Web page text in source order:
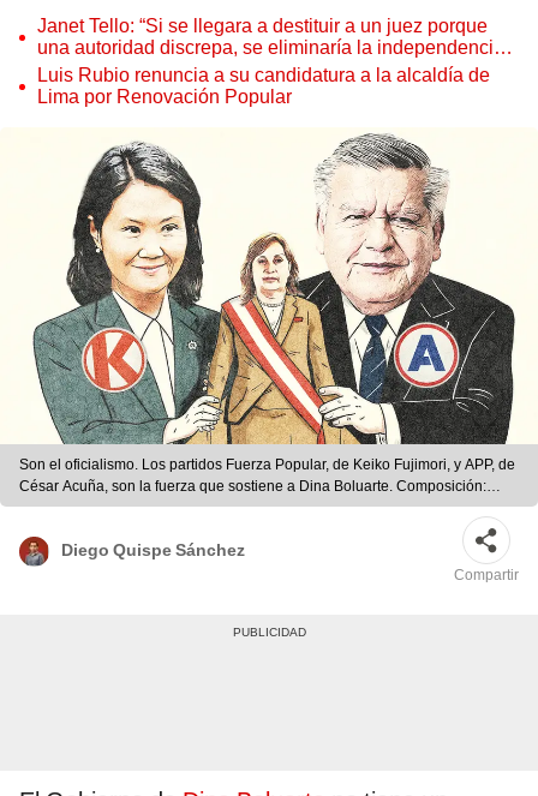
Janet Tello: “Si se llegara a destituir a un juez porque
una autoridad discrepa, se eliminaría la independencia
judicial”
Luis Rubio renuncia a su candidatura a la alcaldía de
Lima por Renovación Popular
Son el oficialismo. Los partidos Fuerza Popular, de Keiko Fujimori, y APP, de
César Acuña, son la fuerza que sostiene a Dina Boluarte. Composición:
Ricardo Cervera / LR
Diego Quispe Sánchez
Compartir